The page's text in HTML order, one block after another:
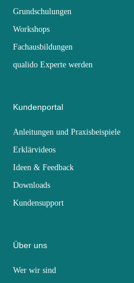
Grundschulungen
Workshops
Fachausbildungen
qualido Experte werden
Kundenportal
Anleitungen und Praxisbeispiele
Erklärvideos
Ideen & Feedback
Downloads
Kundensupport
Über uns
Wer wir sind